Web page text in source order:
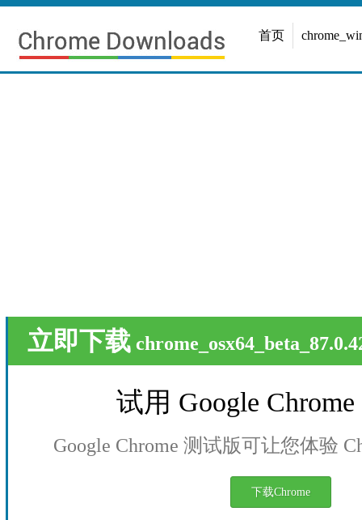
首页
立即下载
试用 Google
Google Chrome 测试版可让您体验
下载Chrome